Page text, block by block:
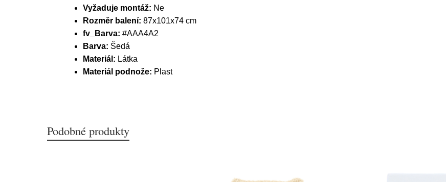
Vyžaduje montáž: Ne
Rozměr balení: 87x101x74 cm
fv_Barva: #AAA4A2
Barva: Šedá
Materiál: Látka
Materiál podnože: Plast
Podobné produkty